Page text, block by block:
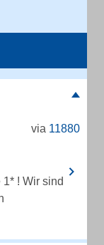
via 11880
! Wir sind